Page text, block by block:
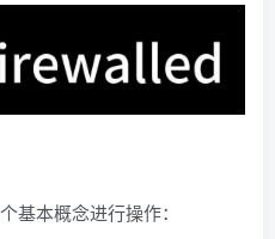
基本概念进行操作：